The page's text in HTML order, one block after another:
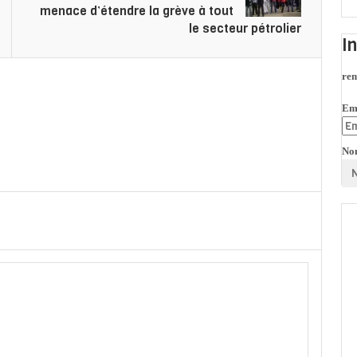
menace d’étendre la grève à tout
le secteur pétrolier